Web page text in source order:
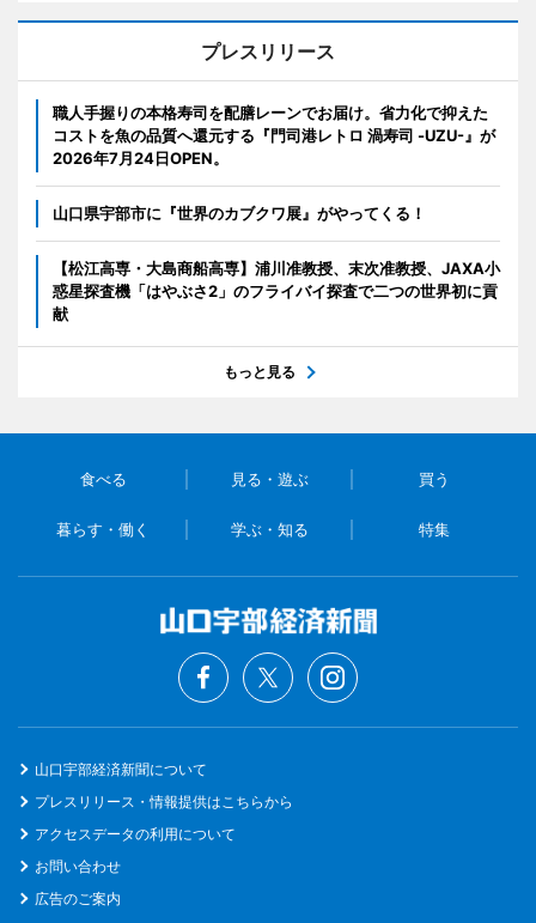
プレスリリース
職人手握りの本格寿司を配膳レーンでお届け。省力化で抑えた
コストを魚の品質へ還元する『門司港レトロ 渦寿司 -UZU-』が
2026年7月24日OPEN。
山口県宇部市に『世界のカブクワ展』がやってくる！
【松江高専・大島商船高専】浦川准教授、末次准教授、JAXA小
惑星探査機「はやぶさ2」のフライバイ探査で二つの世界初に貢
献
もっと見る
食べる 見る・遊ぶ 買う
暮らす・働く 学ぶ・知る 特集
山口宇部経済新聞について
プレスリリース・情報提供はこちらから
アクセスデータの利用について
お問い合わせ
広告のご案内